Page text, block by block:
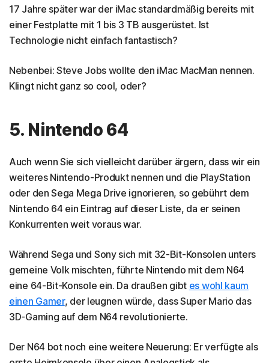
17 Jahre später war der iMac standardmäßig bereits mit
einer Festplatte mit 1 bis 3 TB ausgerüstet. Ist
Technologie nicht einfach fantastisch?
Nebenbei: Steve Jobs wollte den iMac MacMan nennen.
Klingt nicht ganz so cool, oder?
5. Nintendo 64
Auch wenn Sie sich vielleicht darüber ärgern, dass wir ein
weiteres Nintendo-Produkt nennen und die PlayStation
oder den Sega Mega Drive ignorieren, so gebührt dem
Nintendo 64 ein Eintrag auf dieser Liste, da er seinen
Konkurrenten weit voraus war.
Während Sega und Sony sich mit 32-Bit-Konsolen unters
gemeine Volk mischten, führte Nintendo mit dem N64
eine 64-Bit-Konsole ein. Da draußen gibt es wohl kaum
einen Gamer, der leugnen würde, dass Super Mario das
3D-Gaming auf dem N64 revolutionierte.
Der N64 bot noch eine weitere Neuerung: Er verfügte als